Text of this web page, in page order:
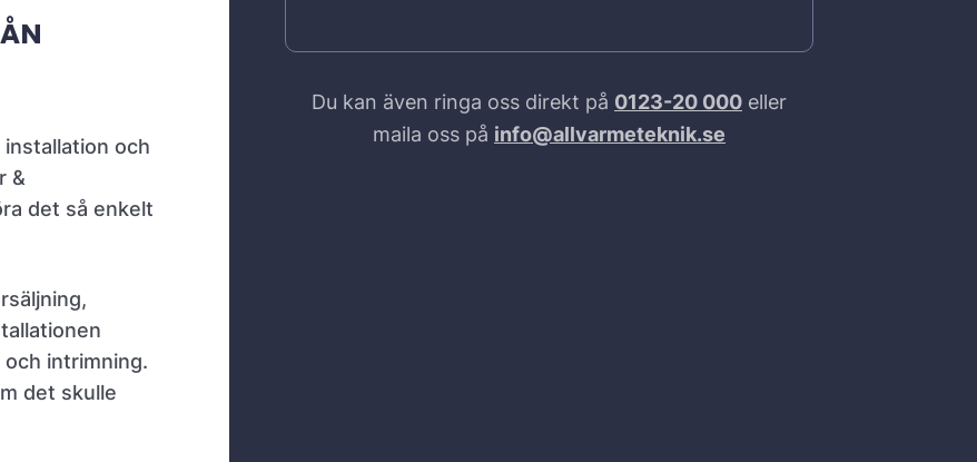
och
&
det så enkelt
intrimning.
det skulle
Du kan även ringa oss direkt på 0123-20 000 eller
maila oss på info@allvarmeteknik.se